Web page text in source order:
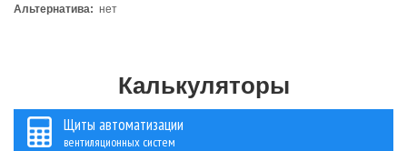
Альтернатива: нет
Калькуляторы
Щиты автоматизации
вентиляционных систем